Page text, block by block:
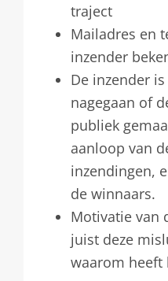
traject
Mailadres en
inzender
De inzender
nagegaan of
publiek
aanloop van
inzendingen,
de winnaars.
Motivatie van
juist deze
waarom heeft